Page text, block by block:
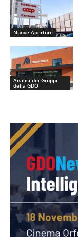
Nuove Aperture
Analisi dei Gruppi
della GDO